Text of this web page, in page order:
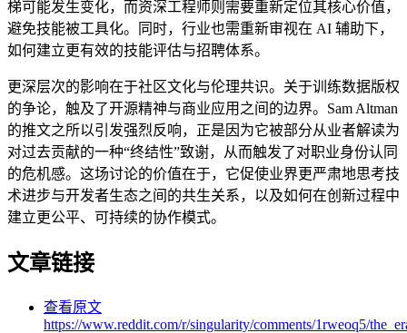
梯可能发生变化，而资深工程师则需要重新定位其核心价值，
避免技能被工具化。同时，行业也需重新审视在 AI 辅助下，
如何建立更有效的技能评估与招聘体系。
更深层次的影响在于社区文化与伦理共识。关于训练数据版权
的争论，触及了开源精神与商业应用之间的边界。Sam Altman
的推文之所以引发强烈反响，正是因为它被部分从业者解读为
对过去贡献的一种“终结性”致谢，从而触发了对职业身份认同
的危机感。这场讨论的价值在于，它促使业界更严肃地思考技
术进步与开发者生态之间的共生关系，以及如何在创新过程中
建立更公平、可持续的协作模式。
文章链接
查看原文
https://www.reddit.com/r/singularity/comments/1rweoq5/